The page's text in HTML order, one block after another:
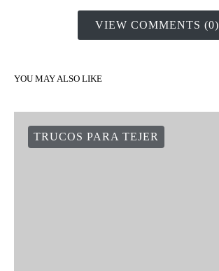
VIEW COMMENTS (0)
YOU MAY ALSO LIKE
TRUCOS PARA TEJER